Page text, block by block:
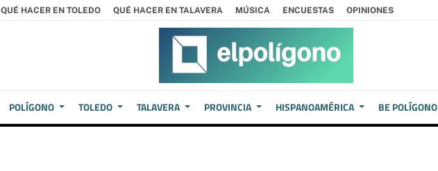
QUÉ HACER EN TOLEDO QUÉ HACER EN TALAVERA MÚSICA ENCUESTAS OPINIONES
POLÍGONO TOLEDO TALAVERA PROVINCIA HISPANOAMÉRICA BE POLÍGONO